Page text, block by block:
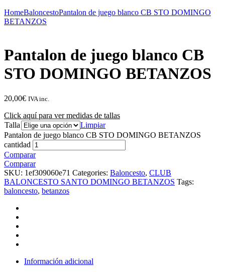
HomeBaloncestoPantalon de juego blanco CB STO DOMINGO
BETANZOS
Pantalon de juego blanco CB
STO DOMINGO BETANZOS
20,00€ IVA inc.
Click aquí para ver medidas de tallas
Talla
Limpiar
Pantalon de juego blanco CB STO DOMINGO BETANZOS
cantidad
Comparar
Comparar
SKU: 1ef309060e71 Categories: Baloncesto, CLUB
BALONCESTO SANTO DOMINGO BETANZOS Tags:
baloncesto, betanzos
Información adicional